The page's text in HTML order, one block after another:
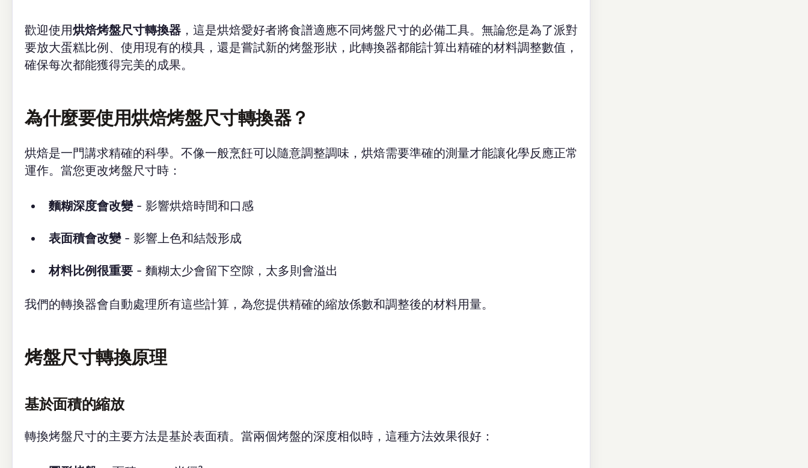
歡迎使用烘焙烤盤尺寸轉換器 ，這是烘焙愛好者將食譜適應不同烤盤尺寸的必備工具。無論您是為了派對
要放大蛋糕比例、使用現有的模具，還是嘗試新的烤盤形狀，此轉換器都能計算出精確的材料調整數值，
確保每次都能獲得完美的成果。
為什麼要使用烘焙烤盤尺寸轉換器？
烘焙是一門講求精確的科學。不像一般烹飪可以隨意調整調味，烘焙需要準確的測量才能讓化學反應正常
運作。當您更改烤盤尺寸時：
麵糊深度會改變- 影響烘焙時間和口感
表面積會改變- 影響上色和結殼形成
材料比例很重要 - 麵糊太少會留下空隙，太多則會溢出
我們的轉換器會自動處理所有這些計算，為您提供精確的縮放係數和調整後的材料用量。
烤盤尺寸轉換原理
基於面積的縮放
轉換烤盤尺寸的主要方法是基於表面積。當兩個烤盤的深度相似時，這種方法效果很好：